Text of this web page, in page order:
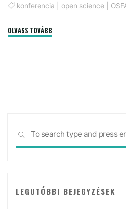
konferencia
open science
OLVASS TOVÁBB
SEARCH
LEGUTÓBBI BEJEGYZÉSEK